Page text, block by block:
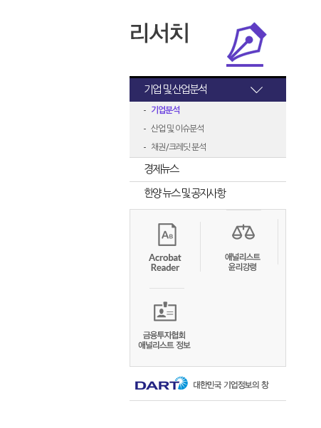
기업 및 산업분석
기업분석
산업 및 이슈분석
채권/크레딧 분석
경제뉴스
한양 뉴스 및 공지사항